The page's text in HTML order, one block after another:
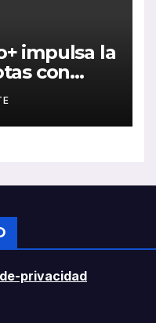
impulsa la
con
eléctricos
privacidad